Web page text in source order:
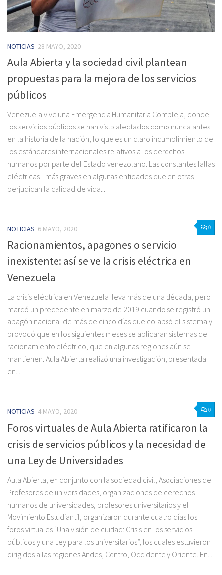
NOTICIAS 28 MAYO, 2020
Aula Abierta y la sociedad civil plantean
propuestas para la mejora de los servicios
públicos
Venezuela vive una Emergencia Humanitaria Compleja, donde
los servicios públicos se han visto afectados como nunca antes
en la historia de la nación, lo que es un claro incumplimiento de
los estándares internacionales relativos a los derechos
humanos por parte del Estado venezolano. Las constantes fallas
eléctricas –más graves en algunas entidades que en otras–
perjudican la calidad de vida...
0
NOTICIAS 6 MAYO, 2020
Racionamientos, apagones o servicio
inexistente: así se ve la crisis eléctrica en
Venezuela
La crisis eléctrica en Venezuela lleva más de una década, pero
marcó un precedente en marzo de 2019 cuando se registró un
apagón nacional de más de cinco días que colapsó el sistema y
provocó que en los siguientes meses se aplicaran sistemas de
racionamiento eléctrico, que en algunas regiones aún se
mantienen. Aula Abierta realizó una investigación, presentada
en...
0
NOTICIAS 4 MAYO, 2020
Foros virtuales de Aula Abierta ratificaron la
crisis de servicios públicos y la necesidad de
una Ley de Universidades
Aula Abierta, en conjunto con la sociedad civil, Asociaciones de
Profesores de universidades, organizaciones de derechos
humanos de universidades, profesores universitarios y el
Movimiento Estudiantil, organizaron durante cuatro días los
foros virtuales “Una visión de ciudad: Crisis en los servicios
públicos y una Ley para los universitarios”, los cuales estuvieron
dirigidos a las regiones Andes, Centro, Occidente y Oriente. En...